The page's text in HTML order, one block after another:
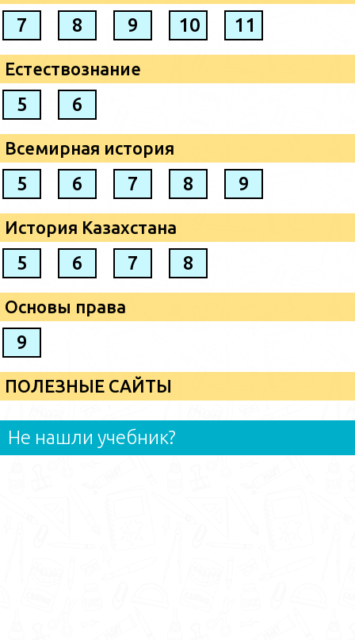
7 8 9 10 11
Естествознание
5 6
Всемирная история
5 6 7 8 9
История Казахстана
5 6 7 8
Основы права
9
ПОЛЕЗНЫЕ САЙТЫ
Не нашли учебник?